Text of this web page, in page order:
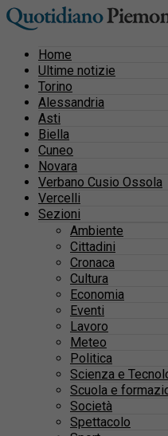
Home
Ultime notizie
Torino
Alessandria
Asti
Biella
Cuneo
Novara
Verbano Cusio Ossola
Vercelli
Sezioni
Ambiente
Cittadini
Cronaca
Cultura
Economia
Eventi
Lavoro
Meteo
Politica
Scienza e
Scuola e
Società
Spettacolo